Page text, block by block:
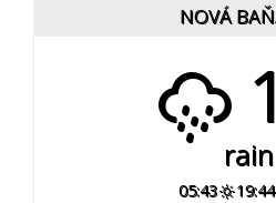
NOVÁ
rain
05:43